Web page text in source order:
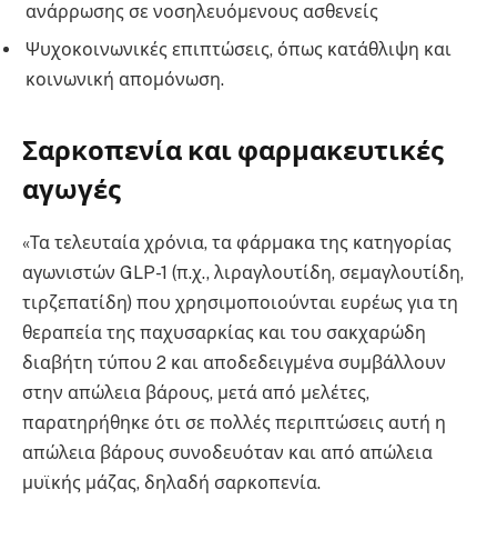
ανάρρωσης σε νοσηλευόμενους ασθενείς
Ψυχοκοινωνικές επιπτώσεις, όπως κατάθλιψη και
κοινωνική απομόνωση.
Σαρκοπενία και φαρμακευτικές
αγωγές
«Τα τελευταία χρόνια, τα φάρμακα της κατηγορίας
αγωνιστών GLP-1 (π.χ., λιραγλουτίδη, σεμαγλουτίδη,
τιρζεπατίδη) που χρησιμοποιούνται ευρέως για τη
θεραπεία της παχυσαρκίας και του σακχαρώδη
διαβήτη τύπου 2 και αποδεδειγμένα συμβάλλουν
στην απώλεια βάρους, μετά από μελέτες,
παρατηρήθηκε ότι σε πολλές περιπτώσεις αυτή η
απώλεια βάρους συνοδευόταν και από απώλεια
μυϊκής μάζας, δηλαδή σαρκοπενία.